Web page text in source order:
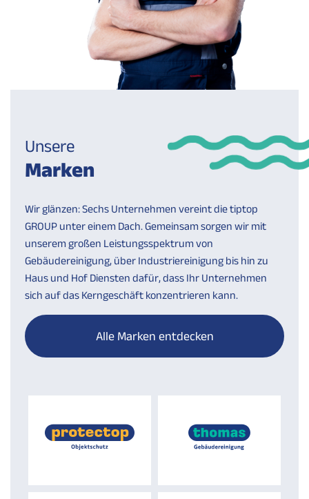
Unsere
Marken
Wir glänzen: Sechs Unternehmen vereint die tiptop
GROUP unter einem Dach. Gemeinsam sorgen wir mit
unserem großen Leistungsspektrum von
Gebäudereinigung, über Industriereinigung bis hin zu
Haus und Hof Diensten dafür, dass Ihr Unternehmen
sich auf das Kerngeschäft konzentrieren kann.
Alle Marken entdecken